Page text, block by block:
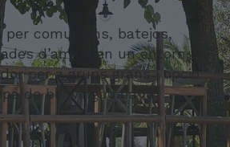
per comunions, batejos,
d’amics en un entorn
per a grups grans i opció
de benvinguda a la